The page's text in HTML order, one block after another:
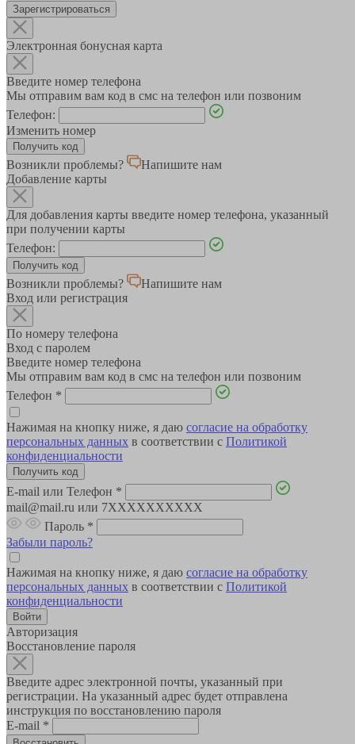
Зарегистрироваться
Электронная бонусная карта
Введите номер телефона
Мы отправим вам код в смс на телефон или позвоним
Телефон:
Изменить номер
Возникли проблемы?
Напишите нам
Добавление карты
Для добавления карты введите номер телефона, указанный
при получении карты
Телефон:
Возникли проблемы?
Напишите нам
Вход или регистрация
По номеру телефона
Вход с паролем
Введите номер телефона
Мы отправим вам код в смс на телефон или позвоним
Телефон *
Нажимая на кнопку ниже, я даю согласие на обработку
персональных данных в соответствии с Политикой
конфиденциальности
E-mail или Телефон *
mail@mail.ru или 7XXXXXXXXXX
Пароль *
Забыли пароль?
Нажимая на кнопку ниже, я даю согласие на обработку
персональных данных в соответствии с Политикой
конфиденциальности
Авторизация
Восстановление пароля
Введите адрес электронной почты, указанный при
регистрации. На указанный адрес будет отправлена
инструкция по восстановлению пароля
E-mail *